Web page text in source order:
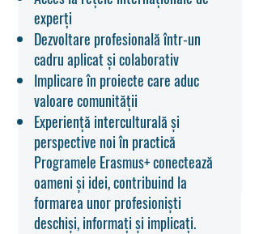
experți
Dezvoltare profesională într-un
cadru aplicat și colaborativ
Implicare în proiecte care aduc
valoare comunității
Experiență interculturală și
perspective noi în practică
Programele Erasmus+ conectează
oameni și idei, contribuind la
formarea unor profesioniști
deschiși, informați și implicați.